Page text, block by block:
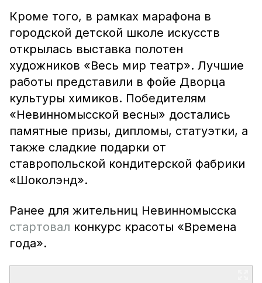
Кроме того, в рамках марафона в
городской детской школе искусств
открылась выставка полотен
художников «Весь мир театр». Лучшие
работы представили в фойе Дворца
культуры химиков. Победителям
«Невинномысской весны» достались
памятные призы, дипломы, статуэтки, а
также сладкие подарки от
ставропольской кондитерской фабрики
«Шоколэнд».
Ранее для жительниц Невинномысска
стартовал конкурс красоты «Времена
года».